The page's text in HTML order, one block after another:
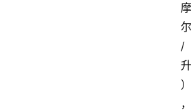
摩
尔
/
升
）
，